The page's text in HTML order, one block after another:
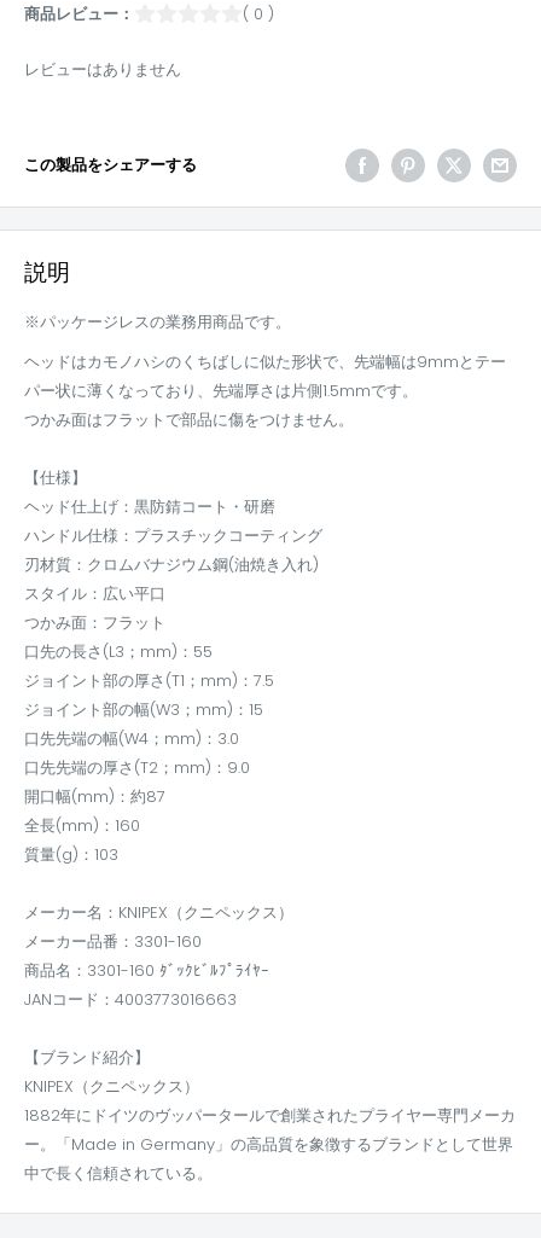
商品レビュー： ( 0 )
レビューはありません
この製品をシェアーする
説明
※パッケージレスの業務用商品です。
ヘッドはカモノハシのくちばしに似た形状で、先端幅は9mmとテー
パー状に薄くなっており、先端厚さは片側1.5mmです。
つかみ面はフラットで部品に傷をつけません。
【仕様】
ヘッド仕上げ：黒防錆コート・研磨
ハンドル仕様：プラスチックコーティング
刃材質：クロムバナジウム鋼(油焼き入れ)
スタイル：広い平口
つかみ面：フラット
口先の長さ(L3；mm)：55
ジョイント部の厚さ(T1；mm)：7.5
ジョイント部の幅(W3；mm)：15
口先先端の幅(W4；mm)：3.0
口先先端の厚さ(T2；mm)：9.0
開口幅(mm)：約87
全長(mm)：160
質量(g)：103
メーカー名：KNIPEX（クニペックス）
メーカー品番：3301-160
商品名：3301-160 ﾀﾞｯｸﾋﾞﾙﾌﾟﾗｲﾔｰ
JANコード：4003773016663
【ブランド紹介】
KNIPEX（クニペックス）
1882年にドイツのヴッパータールで創業されたプライヤー専門メーカ
ー。「Made in Germany」の高品質を象徴するブランドとして世界
中で長く信頼されている。